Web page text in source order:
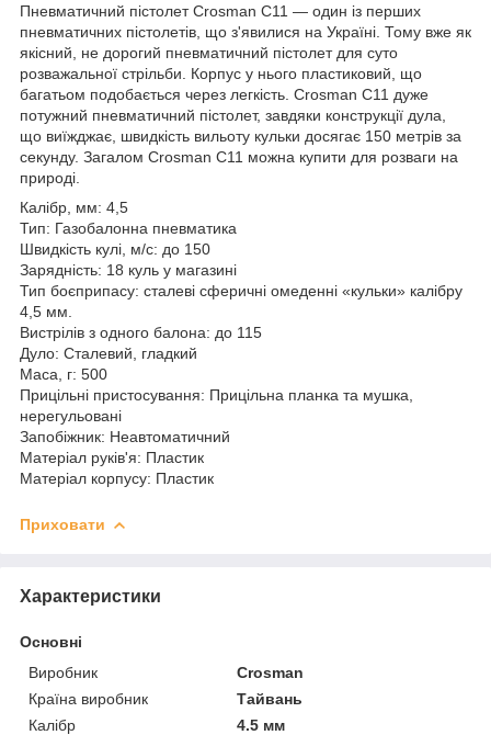
Пневматичний пістолет Crosman C11 — один із перших
пневматичних пістолетів, що з'явилися на Україні. Тому вже як
якісний, не дорогий пневматичний пістолет для суто
розважальної стрільби. Корпус у нього пластиковий, що
багатьом подобається через легкість. Crosman C11 дуже
потужний пневматичний пістолет, завдяки конструкції дула,
що виїжджає, швидкість вильоту кульки досягає 150 метрів за
секунду. Загалом Crosman C11 можна купити для розваги на
природі.
Калібр, мм: 4,5
Тип: Газобалонна пневматика
Швидкість кулі, м/с: до 150
Зарядність: 18 куль у магазині
Тип боєприпасу: сталеві сферичні омеденні «кульки» калібру
4,5 мм.
Вистрілів з одного балона: до 115
Дуло: Сталевий, гладкий
Маса, г: 500
Прицільні пристосування: Прицільна планка та мушка,
нерегульовані
Запобіжник: Неавтоматичний
Матеріал руків'я: Пластик
Матеріал корпусу: Пластик
Приховати
Характеристики
Основні
Виробник
Crosman
Країна виробник
Тайвань
Калібр
4.5 мм